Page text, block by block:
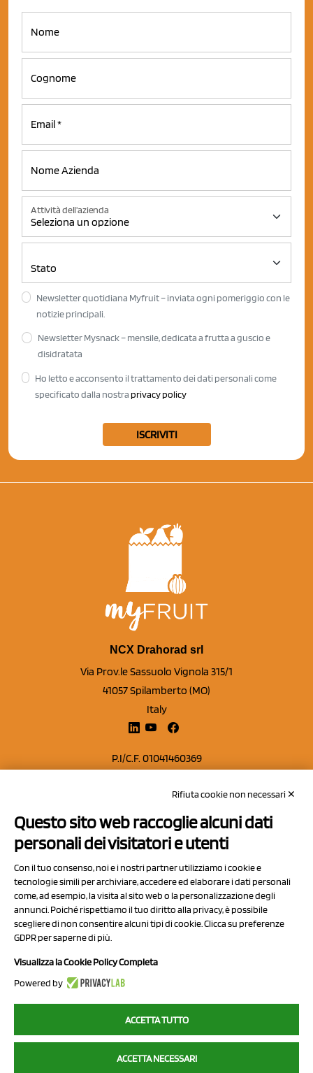
Attività dell'azienda
Newsletter quotidiana Myfruit – inviata ogni pomeriggio con le
notizie principali.
Newsletter Mysnack – mensile, dedicata a frutta a guscio e
disidratata
Ho letto e acconsento il trattamento dei dati personali come
specificato dalla nostra privacy policy
ISCRIVITI
NCX Drahorad srl
Via Prov.le Sassuolo Vignola 315/1
41057 Spilamberto (MO)
Italy
P.I/C.F. 01041460369
Capitale sociale Euro 50.000,00 i.v.
Contatti
Privacy Policy
Cookie Policy
Chi Siamo
2023 NCX Drahorad srl - All rights reserved
myfruit.it è parte del network diNCX DRAHORAD
NCX Drahorad - Via Provinciale Vignola-Sassuolo 315/1 - 41057
Rifiuta cookie non necessari ✕
Questo sito web raccoglie alcuni dati
personali dei visitatori e utenti
Con il tuo consenso, noi e i nostri partner utilizziamo i cookie e
tecnologie simili per archiviare, accedere ed elaborare i dati personali
come, ad esempio, la visita al sito web o la personalizzazione degli
annunci. Poiché rispettiamo il tuo diritto alla privacy, è possibile
scegliere di non consentire alcuni tipi di cookie. Clicca su preferenze
GDPR per saperne di più.
Visualizza la Cookie Policy Completa
Powered by
ACCETTA TUTTO
ACCETTA NECESSARI